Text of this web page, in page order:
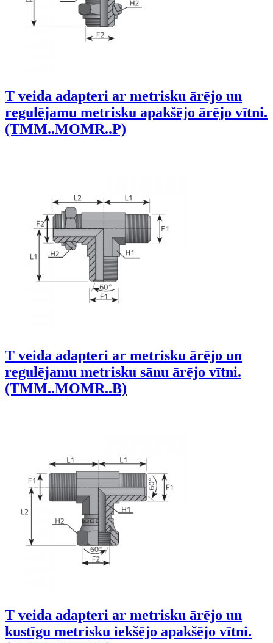
T veida adapteri ar metrisku ārējo un
regulējamu metrisku apakšējo ārējo vītni.
(TMM..MOMR..P)
T veida adapteri ar metrisku ārējo un
regulējamu metrisku sānu ārējo vītni.
(TMM..MOMR..B)
T veida adapteri ar metrisku ārējo un
kustīgu metrisku iekšējo apakšējo vītni.